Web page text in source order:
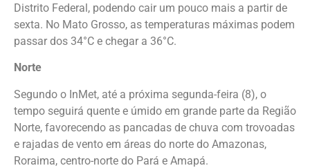
Distrito Federal, podendo cair um pouco mais a partir de
sexta. No Mato Grosso, as temperaturas máximas podem
passar dos 34°C e chegar a 36°C.
Norte
Segundo o InMet, até a próxima segunda-feira (8), o
tempo seguirá quente e úmido em grande parte da Região
Norte, favorecendo as pancadas de chuva com trovoadas
e rajadas de vento em áreas do norte do Amazonas,
Roraima, centro-norte do Pará e Amapá.